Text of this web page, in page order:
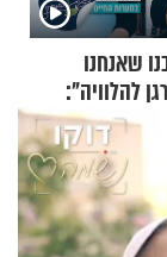
שאנחנו
להלוויה":
הפעם עם מרים